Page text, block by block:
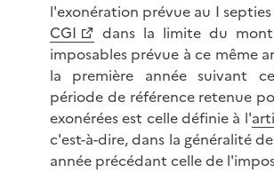
l'exonération prévue au I
CGI
dans la limite du
imposables prévue à ce même
la première année suivant
période de référence retenue
exonérées est celle définie à l'
c'est-à-dire, dans la généralité
année précédant celle de